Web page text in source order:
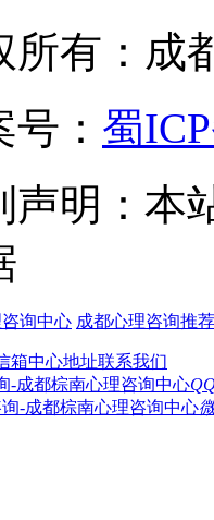
所有：成
： 蜀
声明：本
询中心 成都心理咨询推荐
箱中心地址联系我们